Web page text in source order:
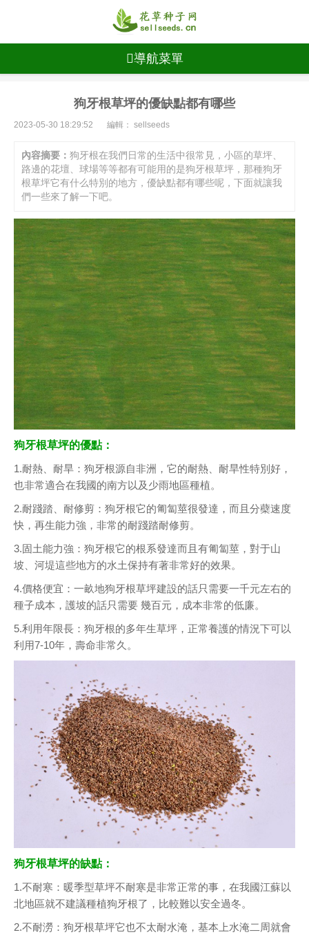
導航菜單
狗牙根草坪的優缺點都有哪些
2023-05-30 18:29:52 編輯： sellseeds
內容摘要： 狗牙根在我們日常的生活中很常見，小區的草坪、
路邊的花壇、球場等等都有可能用的是狗牙根草坪，那種狗牙
根草坪它有什么特別的地方，優缺點都有哪些呢，下面就讓我
們一些來了解一下吧。
狗牙根草坪的優點：
1.耐熱、耐旱：狗牙根源自非洲，它的耐熱、耐旱性特別好，
也非常適合在我國的南方以及少雨地區種植。
2.耐踐踏、耐修剪：狗牙根它的匍匐莖很發達，而且分蘗速度
快，再生能力強，非常的耐踐踏耐修剪。
3.固土能力強：狗牙根它的根系發達而且有匍匐莖，對于山
坡、河堤這些地方的水土保持有著非常好的效果。
4.價格便宜：一畝地狗牙根草坪建設的話只需要一千元左右的
種子成本，護坡的話只需要 幾百元，成本非常的低廉。
5.利用年限長：狗牙根的多年生草坪，正常養護的情況下可以
利用7-10年，壽命非常久。
狗牙根草坪的缺點：
1.不耐寒：暖季型草坪不耐寒是非常正常的事，在我國江蘇以
北地區就不建議種植狗牙根了，比較難以安全過冬。
2.不耐澇：狗牙根草坪它也不太耐水淹，基本上水淹二周就會